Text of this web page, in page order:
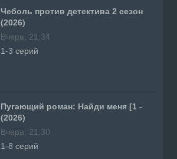
Чеболь против детектива 2 сезон
(2026)
Вчера, 21:34
1-3 серий
Пугающий роман: Найди меня [1 -
(2026)
Вчера, 21:30
1-8 серий